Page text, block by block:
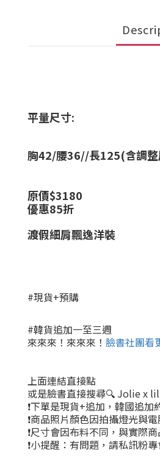
平量尺寸:
胸42/腰36//長125(含調整
原價$3180
優惠85折
渡假細肩飄逸洋裝
#現貨+預購
#韓貨追加一至三週
來來來！來來來！ 臉書社團看
上面連結直接點
或是臉書直接搜尋🔍 Jolie x
❗下單是現貨+追加，韓國追加
❗商品照片顏色因拍攝燈光與
❗尺寸會因布料不同，與實際
❗小提醒：有問題，請私訊粉